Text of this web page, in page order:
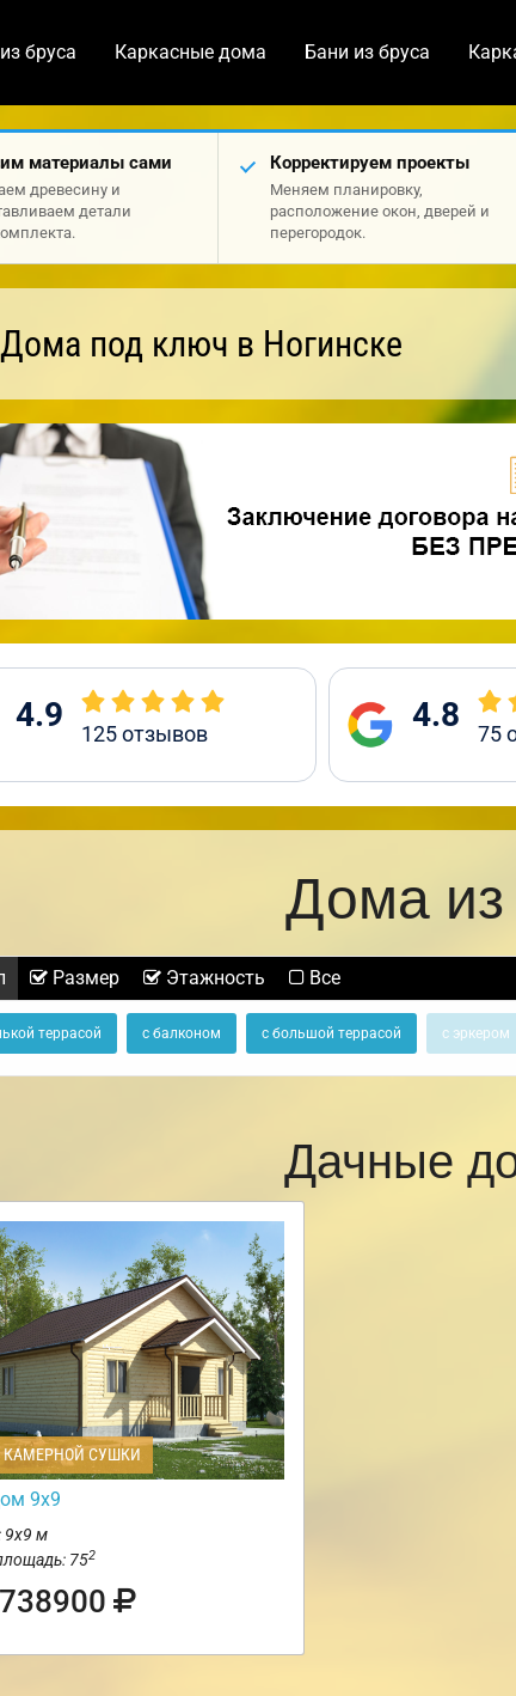
бруса Каркасные дома Бани из бруса
материалы сами
древесину и
детали
Корректируем проекты
Меняем планировку,
расположение окон, дверей и
перегородок.
Дома под ключ в Ногинске
4.9 125отзывов 4.8 75
Дома из
Размер Этажность Все
террасой с балконом с большой террасой с эркером
Дачные
СУШКИ
9х9
9х9 м
752